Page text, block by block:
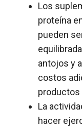
Los
proteína
pueden
antojos y
costos
productos
La
hacer